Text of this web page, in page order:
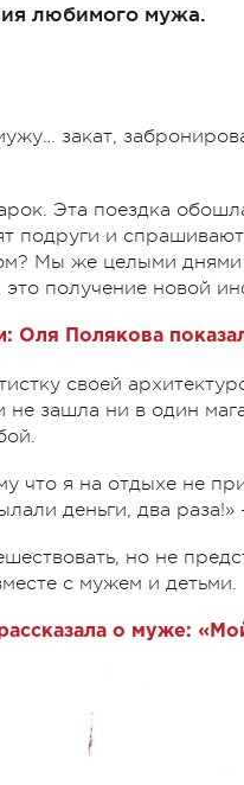
любимого мужа.
закат,
Эта поездка
подруги и
Мы же целыми
получение новой
Оля Полякова
своей
зашла ни в один
что я на отдыхе не
деньги, два
но не
с мужем и детьми.
о муже: